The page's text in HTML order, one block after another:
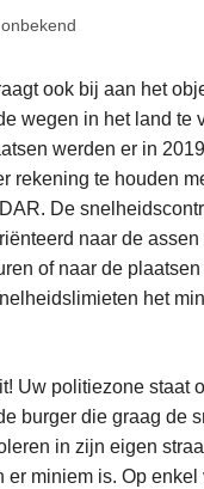
ook bij aan het
wegen in het land te
werden er in
rekening te houden
De
naar de
of naar de
het
Uw politiezone staat
burger die graag de
in zijn eigen
er miniem is. Op enkel